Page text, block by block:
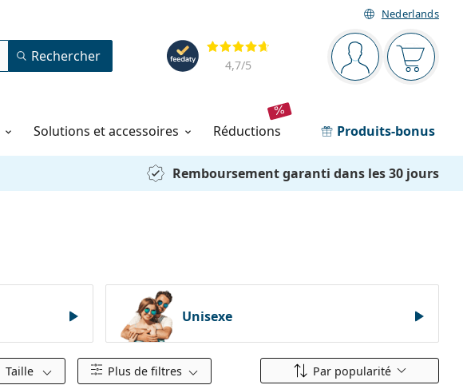
Nederlands
Barre de navigation
Vous êtesVotre
Évaluation
4,7/5
Rechercher
Solutions et accessoires réductions Produits-bonus
Remboursement garanti dans les 30 jours
Unisexe
Taille Plus de filtres Classer par
Par popularité